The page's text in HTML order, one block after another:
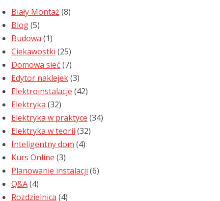
Biały Montaż (8)
Blog(5)
Budowa (1)
Ciekawostki (25)
Domowa sieć (7)
Edytor naklejek(3)
Elektroinstalacje (42)
Elektryka (32)
Elektryka w praktyce (34)
Elektryka w teorii (32)
Inteligentny dom (4)
Kurs Online (3)
Planowanie instalacji (6)
Q&A(4)
Rozdzielnica (4)